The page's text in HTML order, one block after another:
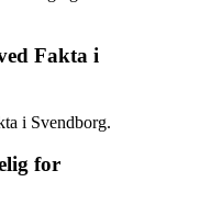
Fakta i
i Svendborg.
for